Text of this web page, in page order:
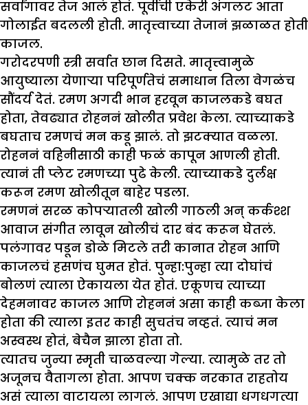
सर्वांगावर तेज आलं होतं. पूर्वीची एकेरी अंगलट आता
गोलाईत बदलली होती. मातृत्त्वाच्या तेजानं झळाळत होती
काजल.
गरोदरपणी स्त्री सर्वात छान दिसते. मातृत्त्वामुळे
आयुष्याला येणाऱ्या परिपूर्णतेचं समाधान तिला वेगळंच
सौंदर्य देतं. रमण अगदी भान हरवून काजलकडे बघत
होता, तेवढ्यात रोहननं खोलीत प्रवेश केला. त्याच्याकडे
बघताच रमणचं मन कडू झालं. तो झटक्यात वळला.
रोहननं वहिनीसाठी काही फळं कापून आणली होती.
त्यानं ती प्लेट रमणच्या पुढे केली. त्याच्याकडे दुर्लक्ष
करून रमण खोलीतून बाहेर पडला.
रमणनं सरळ कोपऱ्यातली खोली गाठली अन् कर्कश्श
आवाज संगीत लावून खोलीचं दार बंद करून घेतलं.
पलंगावर पडून डोळे मिटले तरी कानात रोहन आणि
काजलचं हसणंच घुमत होतं. पुन्हा:पुन्हा त्या दोघांचं
बोलणं त्याला ऐकायला येत होतं. एकूणच त्याच्या
देहमनावर काजल आणि रोहननं असा काही कब्जा केला
होता की त्याला इतर काही सुचतंच नव्हतं. त्याचं मन
अस्वस्थ होतं, बेचैन झाला होता तो.
त्यातच जुन्या स्मृती चाळवल्या गेल्या. त्यामुळे तर तो
अजूनच वैतागला होता. आपण चक्क नरकात राहतोय
असं त्याला वाटायला लागलं. आपण एखाद्या धगधगत्या